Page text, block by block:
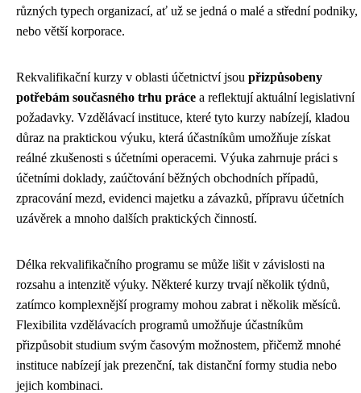
různých typech organizací, ať už se jedná o malé a střední podniky,
nebo větší korporace.
Rekvalifikační kurzy v oblasti účetnictví jsou přizpůsobeny
potřebám současného trhu práce a reflektují aktuální legislativní
požadavky. Vzdělávací instituce, které tyto kurzy nabízejí, kladou
důraz na praktickou výuku, která účastníkům umožňuje získat
reálné zkušenosti s účetními operacemi. Výuka zahrnuje práci s
účetními doklady, zaúčtování běžných obchodních případů,
zpracování mezd, evidenci majetku a závazků, přípravu účetních
uzávěrek a mnoho dalších praktických činností.
Délka rekvalifikačního programu se může lišit v závislosti na
rozsahu a intenzitě výuky. Některé kurzy trvají několik týdnů,
zatímco komplexnější programy mohou zabrat i několik měsíců.
Flexibilita vzdělávacích programů umožňuje účastníkům
přizpůsobit studium svým časovým možnostem, přičemž mnohé
instituce nabízejí jak prezenční, tak distanční formy studia nebo
jejich kombinaci.